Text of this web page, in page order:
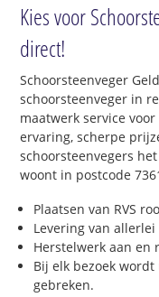
Kies voor
direct!
Schoorsteenveger
schoorsteenveger in
maatwerk service
ervaring, scherpe
schoorsteenvegers
woont in postcode
Plaatsen van RVS
Levering van
Herstelwerk aan en
Bij elk bezoek
gebreken.